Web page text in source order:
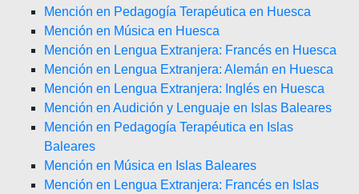
Mención en Pedagogía Terapéutica en Huesca
Mención en Música en Huesca
Mención en Lengua Extranjera: Francés en Huesca
Mención en Lengua Extranjera: Alemán en Huesca
Mención en Lengua Extranjera: Inglés en Huesca
Mención en Audición y Lenguaje en Islas Baleares
Mención en Pedagogía Terapéutica en Islas
Baleares
Mención en Música en Islas Baleares
Mención en Lengua Extranjera: Francés en Islas